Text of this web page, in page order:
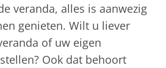
veranda, alles is aanwezig
genieten. Wilt u liever
of uw eigen
Ook dat behoort